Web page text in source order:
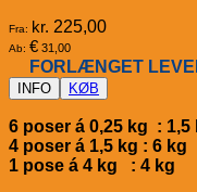
Fra: kr. 225,00
Ab: € 31,00
FORLÆNGET
INFO KØB
6 poser á 0,25 kg : 1,5
4 poser á 1,5 kg : 6 kg
1 pose á 4 kg : 4 kg